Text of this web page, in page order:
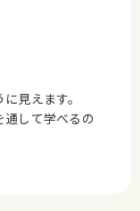
見えます。
して学べるの